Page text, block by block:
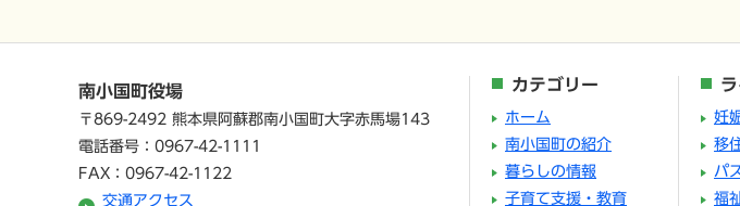
南小国町役場
〒869-2492 熊本県阿蘇郡南小国町大字赤馬場143
電話番号：0967-42-1111
FAX：0967-42-1122
交通アクセス
カテゴリー
ホーム
南小国町の紹介
暮らしの情報
子育て支援・教育
妊
移
パ
福